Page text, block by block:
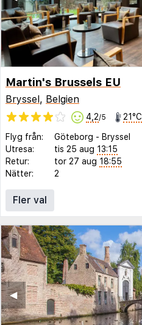
Martin's Brussels EU
Bryssel, Belgien
4,2/5 21°C
Flyg från: Göteborg - Bryssel
Utresa:
tis 25 aug 13:15
Retur:
tor 27 aug 18:55
Nätter:
2
Fler val
◀︎